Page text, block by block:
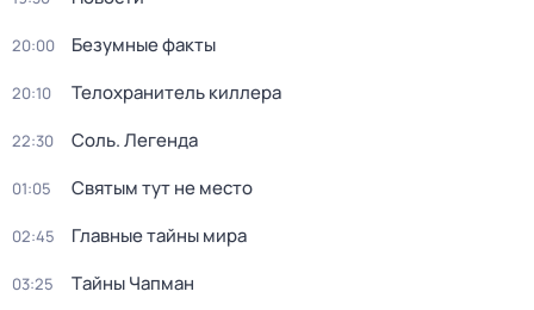
20:00 Безумные факты
20:10 Телохранитель киллера
22:30 Соль. Легенда
01:05 Святым тут не место
02:45 Главные тайны мира
03:25 Тaйны Чапман